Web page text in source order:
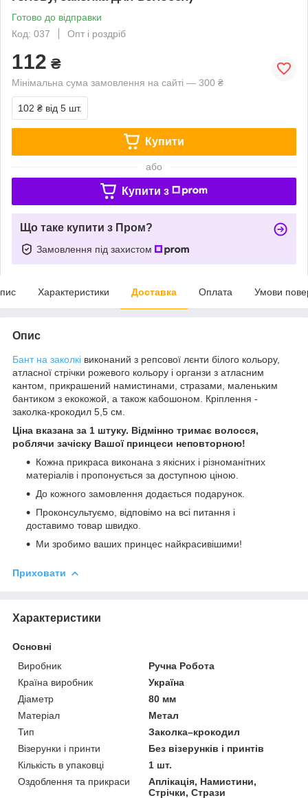
Готово до відправки
Код: 037
Опт і роздріб
112 ₴
Мінімальна сума замовлення на сайті — 300 ₴
102 ₴ від 5 шт.
Купити
або
Купити з
Що таке купити з Пром?
Замовлення під захистом
Характеристики Доставка Оплата Умови
Опис
Бант на заколкі виконаний з репсової лєнти білого кольору,
атласної стрічки рожевого кольору і органзи з атласним
кантом, прикрашений намистинами, стразами, маленьким
бантиком з екокожой, а також кабошоном. Кріплення -
заколка-крокодил 5,5 см.
Ціна вказана за 1 штуку. Відмінно тримає волосся,
роблячи зачіску Вашої принцеси неповторною!
Кожна прикраса виконана з якісних і різноманітних
матеріалів і пропонується за доступною ціною.
До кожного замовлення додається подарунок.
Проконсультуємо, відповімо на всі питання і
доставимо товар швидко.
Ми зробимо ваших принцес найкрасивішими!
Приховати
Характеристики
Основні
Виробник
Ручна Робота
Країна виробник
Україна
Діаметр
80 мм
Матеріал
Метал
Тип
Заколка–крокодил
Візерунки і принти
Без візерунків і принтів
Кількість в упаковці
1 шт.
Оздоблення та прикраси
Аплікація, Намистини,
Стрічки, Стрази